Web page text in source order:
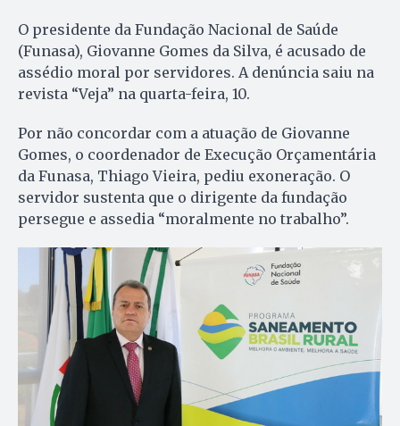
O presidente da Fundação Nacional de Saúde
(Funasa), Giovanne Gomes da Silva, é acusado de
assédio moral por servidores. A denúncia saiu na
revista “Veja” na quarta-feira, 10.
Por não concordar com a atuação de Giovanne
Gomes, o coordenador de Execução Orçamentária
da Funasa, Thiago Vieira, pediu exoneração. O
servidor sustenta que o dirigente da fundação
persegue e assedia “moralmente no trabalho”.